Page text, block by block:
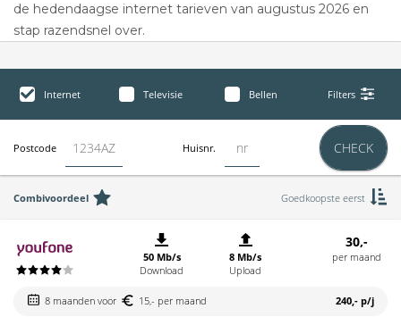
de hedendaagse internet tarieven van augustus 2026 en
stap razendsnel over.
Internet Televisie Bellen Filters
Postcode Huisnr. CHECK
Combivoordeel Goedkoopste eerst
50 Mb/s
Download
8 Mb/s
Upload
30,-
per maand
8 maanden voor 15,- per maand 240,- p/j